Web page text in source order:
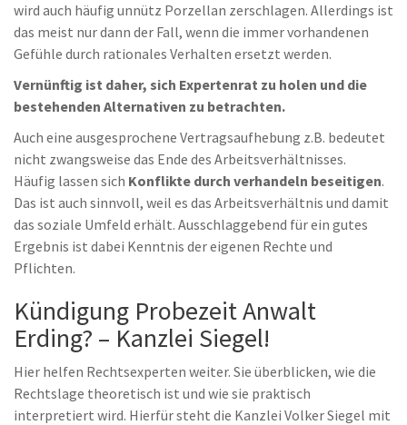
wird auch häufig unnütz Porzellan zerschlagen. Allerdings ist
das meist nur dann der Fall, wenn die immer vorhandenen
Gefühle durch rationales Verhalten ersetzt werden.
Vernünftig ist daher, sich Expertenrat zu holen und die
bestehenden Alternativen zu betrachten.
Auch eine ausgesprochene Vertragsaufhebung z.B. bedeutet
nicht zwangsweise das Ende des Arbeitsverhältnisses.
Häufig lassen sich Konflikte durch verhandeln beseitigen.
Das ist auch sinnvoll, weil es das Arbeitsverhältnis und damit
das soziale Umfeld erhält. Ausschlaggebend für ein gutes
Ergebnis ist dabei Kenntnis der eigenen Rechte und
Pflichten.
Kündigung Probezeit Anwalt
Erding? – Kanzlei Siegel!
Hier helfen Rechtsexperten weiter. Sie überblicken, wie die
Rechtslage theoretisch ist und wie sie praktisch
interpretiert wird. Hierfür steht die Kanzlei Volker Siegel mit